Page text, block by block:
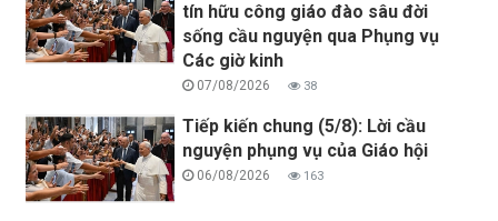
tín hữu công giáo đào sâu đời
sống cầu nguyện qua Phụng vụ
Các giờ kinh
07/08/2026 38
Tiếp kiến chung (5/8): Lời cầu
nguyện phụng vụ của Giáo hội
06/08/2026 163